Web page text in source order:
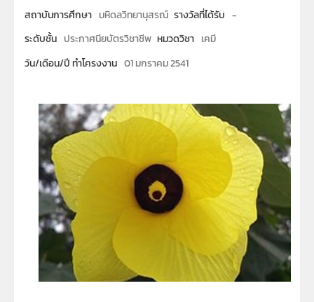
สถาบันการศึกษา มหิดลวิทยานุสรณ์ รางวัลที่ได้รับ -
ระดับชั้น ประกาศนียบัตรวิชาชีพ หมวดวิชา เคมี
วัน/เดือน/ปี ทำโครงงาน 01 มกราคม 2541